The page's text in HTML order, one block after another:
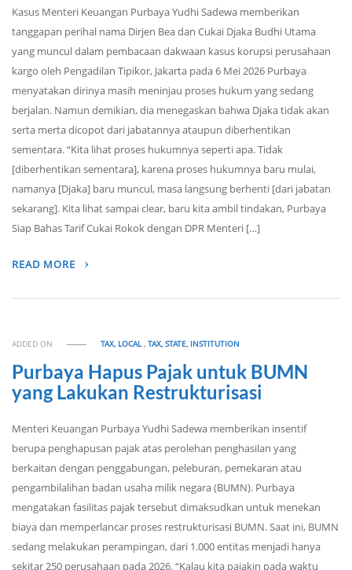
Kasus Menteri Keuangan Purbaya Yudhi Sadewa memberikan
tanggapan perihal nama Dirjen Bea dan Cukai Djaka Budhi Utama
yang muncul dalam pembacaan dakwaan kasus korupsi perusahaan
kargo oleh Pengadilan Tipikor, Jakarta pada 6 Mei 2026 Purbaya
menyatakan dirinya masih meninjau proses hukum yang sedang
berjalan. Namun demikian, dia menegaskan bahwa Djaka tidak akan
serta merta dicopot dari jabatannya ataupun diberhentikan
sementara. “Kita lihat proses hukumnya seperti apa. Tidak
[diberhentikan sementara], karena proses hukumnya baru mulai,
namanya [Djaka] baru muncul, masa langsung berhenti [dari jabatan
sekarang]. Kita lihat sampai clear, baru kita ambil tindakan, Purbaya
Siap Bahas Tarif Cukai Rokok dengan DPR Menteri […]
READ MORE
ADDED ON TAX, LOCAL,TAX, STATE, INSTITUTION
Purbaya Hapus Pajak untuk BUMN
yang Lakukan Restrukturisasi
Menteri Keuangan Purbaya Yudhi Sadewa memberikan insentif
berupa penghapusan pajak atas perolehan penghasilan yang
berkaitan dengan penggabungan, peleburan, pemekaran atau
pengambilalihan badan usaha milik negara (BUMN). Purbaya
mengatakan fasilitas pajak tersebut dimaksudkan untuk menekan
biaya dan memperlancar proses restrukturisasi BUMN. Saat ini, BUMN
sedang melakukan perampingan, dari 1.000 entitas menjadi hanya
sekitar 250 perusahaan pada 2026. “Kalau kita pajakin pada waktu